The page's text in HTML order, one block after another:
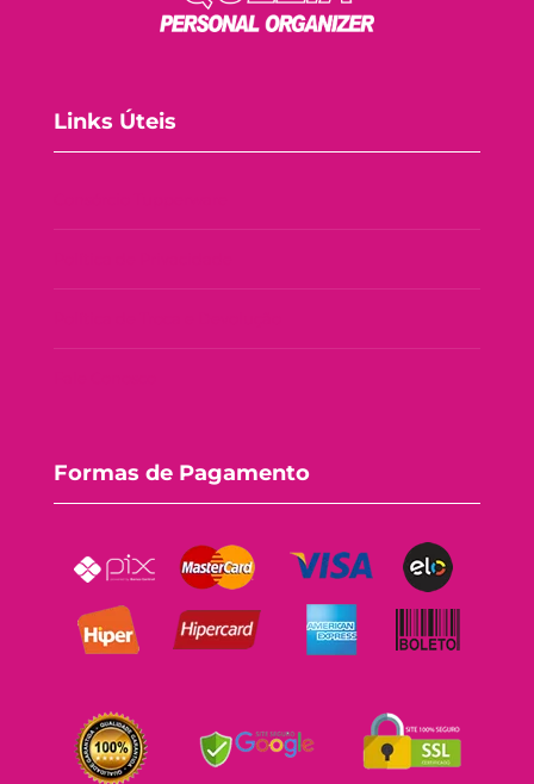
Links Úteis
Formas de Pagamento